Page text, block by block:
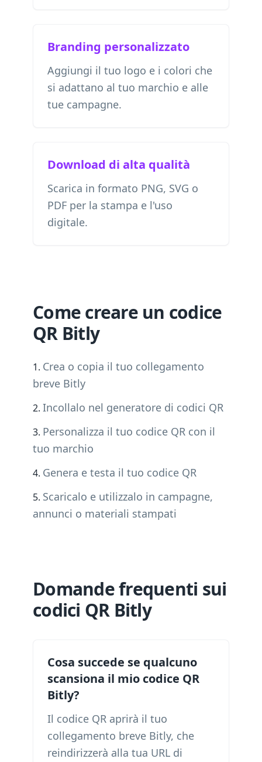
Branding personalizzato
Aggiungi il tuo logo e i colori che
si adattano al tuo marchio e alle
tue campagne.
Download di alta qualità
Scarica in formato PNG, SVG o
PDF per la stampa e l'uso
digitale.
Come creare un codice
QR Bitly
Crea o copia il tuo collegamento
breve Bitly
Incollalo nel generatore di codici QR
Personalizza il tuo codice QR con il
tuo marchio
Genera e testa il tuo codice QR
Scaricalo e utilizzalo in campagne,
annunci o materiali stampati
Domande frequenti sui
codici QR Bitly
Cosa succede se qualcuno
scansiona il mio codice QR
Bitly?
Il codice QR aprirà il tuo
collegamento breve Bitly, che
reindirizzerà alla tua URL di